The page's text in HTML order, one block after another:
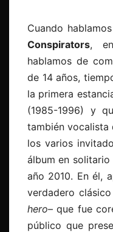
Cuando
Conspirators,
hablamos de
de 14 años,
la primera
(1985-1996) y
también vocalista
los varios
álbum en
año 2010. En él,
verdadero
hero– que fue
público que